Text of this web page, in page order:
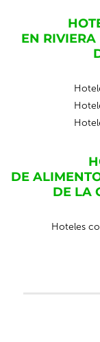
EN RIVIERA
DE
DE LA
Hoteles